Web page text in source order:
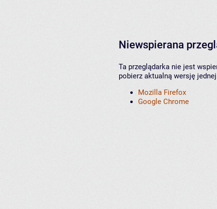
Niewspierana
Ta przeglądarka nie jest
pobierz aktualną wersję
Mozilla Firefox
Google Chrome